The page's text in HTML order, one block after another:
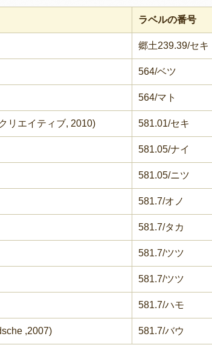
ラベルの番号
郷土239.39/セキ
564/ベツ
564/マト
リエイティブ, 2010) 581.01/セキ
581.05/ナイ
581.05/ニツ
581.7/オノ
581.7/タカ
581.7/ツツ
581.7/ツツ
581.7/ハモ
,2007) 581.7/バウ